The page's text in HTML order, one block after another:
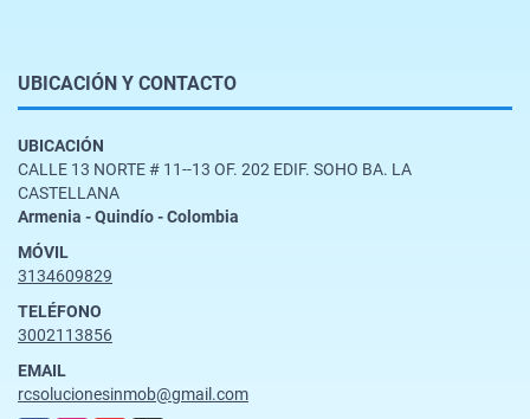
UBICACIÓN Y CONTACTO
UBICACIÓN
CALLE 13 NORTE # 11--13 OF. 202 EDIF. SOHO BA. LA
CASTELLANA
Armenia - Quindío - Colombia
MÓVIL
3134609829
TELÉFONO
3002113856
EMAIL
rcsolucionesinmob@gmail.com